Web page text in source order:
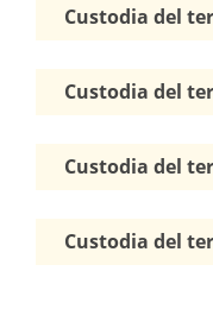
Custodia del
Custodia del
Custodia del
Custodia del